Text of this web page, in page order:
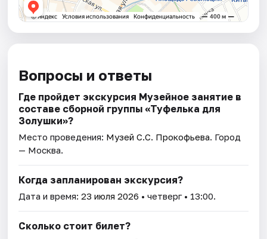
Вопросы и ответы
Где пройдет экскурсия Музейное занятие в
составе сборной группы «Туфелька для
Золушки»?
Место проведения: Музей С.С. Прокофьева. Город
— Москва.
Когда запланирован экскурсия?
Дата и время:23 июля 2026 • четверг • 13:00.
Сколько стоит билет?